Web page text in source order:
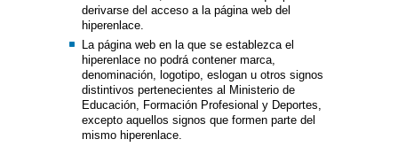
derivarse del acceso a la página web del
hiperenlace.
La página web en la que se establezca el
hiperenlace no podrá contener marca,
denominación, logotipo, eslogan u otros signos
distintivos pertenecientes al Ministerio de
Educación, Formación Profesional y Deportes,
excepto aquellos signos que formen parte del
mismo hiperenlace.